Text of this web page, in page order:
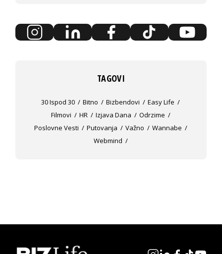
TAGOVI
30 Ispod 30 Bitno Bizbendovi
Easy Life
Filmovi
HR Izjava Dana
Odrzime
Poslovne Vesti
Putovanja Važno
Wannabe
Webmind